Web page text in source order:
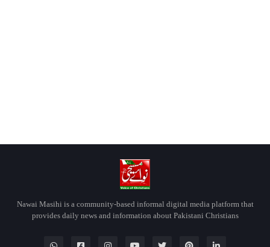
Nawai Masihi is a community-based informal digital media platform that
provides daily news and information about Pakistani Christians